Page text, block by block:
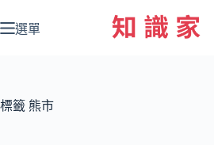
至
容
選單
標籤 熊市